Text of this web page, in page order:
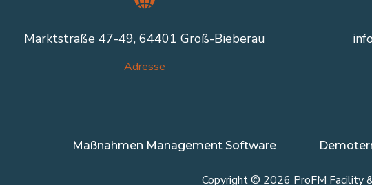
Marktstraße 47-49, 64401 Groß-Bieberau
Adresse
Maßnahmen Management Software
Copyright © 2026 ProFM Facility